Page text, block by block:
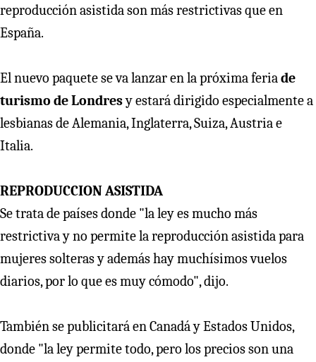
reproducción asistida son más restrictivas que en
España.
El nuevo paquete se va lanzar en la próxima feriade
turismo de Londresy estará dirigido especialmente a
lesbianas de Alemania, Inglaterra, Suiza, Austria e
Italia.
REPRODUCCION ASISTIDA
Se trata de países donde "la ley es mucho más
restrictiva y no permite la reproducción asistida para
mujeres solteras y además hay muchísimos vuelos
diarios, por lo que es muy cómodo", dijo.
También se publicitará en Canadá y Estados Unidos,
donde "la ley permite todo, pero los precios son una